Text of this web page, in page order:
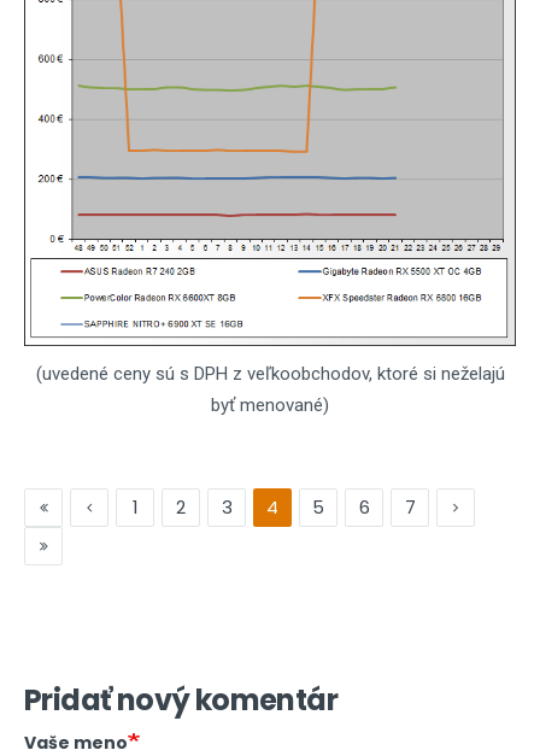
(uvedené ceny sú s DPH z veľkoobchodov, ktoré si neželajú
byť menované)
1 2 3 4 5 6 7
Pridať nový komentár
Vaše meno